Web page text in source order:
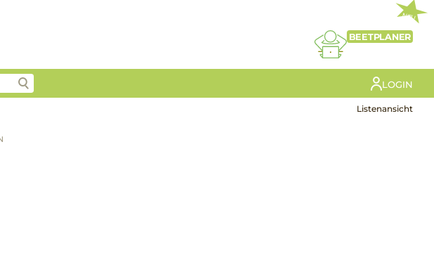
NEU
BEETPLANER
LOGIN
Listenansicht